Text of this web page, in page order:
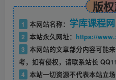
版
1 本网站名称： 学库课程网
2 本站永久网址： https://
3 本网站的文章部分内容可能
考，如有侵权，请联系站长 QQ
4 本站一切资源不代表本站立